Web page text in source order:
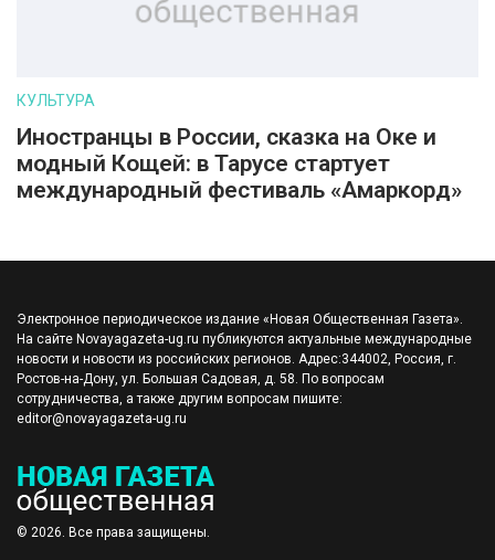
КУЛЬТУРА
Иностранцы в России, сказка на Оке и
модный Кощей: в Тарусе стартует
международный фестиваль «Амаркорд»
Электронное периодическое издание «Новая Общественная Газета».
На сайте Novayagazeta-ug.ru публикуются актуальные международные
новости и новости из российских регионов. Адрес:344002, Россия, г.
Ростов-на-Дону, ул. Большая Садовая, д. 58. По вопросам
сотрудничества, а также другим вопросам пишите:
editor@novayagazeta-ug.ru
© 2026. Все права защищены.